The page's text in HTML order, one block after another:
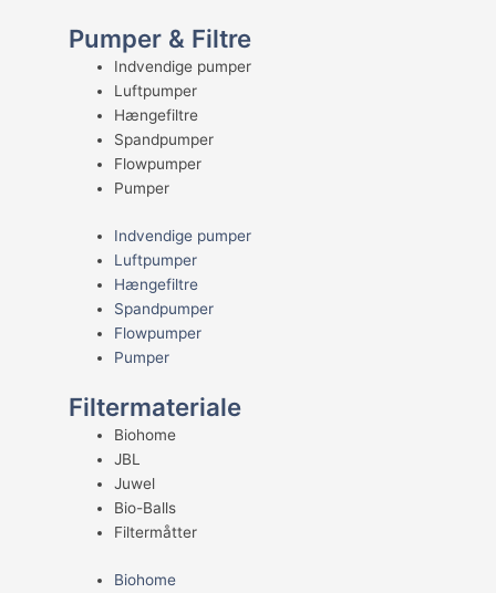
Pumper & Filtre
Indvendige pumper
Luftpumper
Hængefiltre
Spandpumper
Flowpumper
Pumper
Indvendige pumper
Luftpumper
Hængefiltre
Spandpumper
Flowpumper
Pumper
Filtermateriale
Biohome
JBL
Juwel
Bio-Balls
Filtermåtter
Biohome